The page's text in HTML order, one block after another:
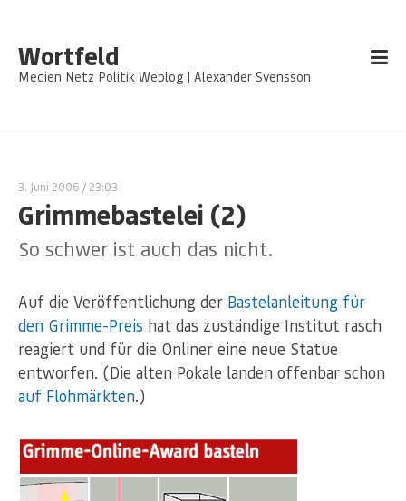
Wortfeld
Medien Netz Politik Weblog | Alexander Svensson
3. Juni 2006 / 23:03
Grimmebastelei (2)
So schwer ist auch das nicht.
Auf die Veröffentlichung der Bastelanleitung für
den Grimme-Preis hat das zuständige Institut rasch
reagiert und für die Onliner eine neue Statue
entworfen. (Die alten Pokale landen offenbar schon
auf Flohmärkten.)